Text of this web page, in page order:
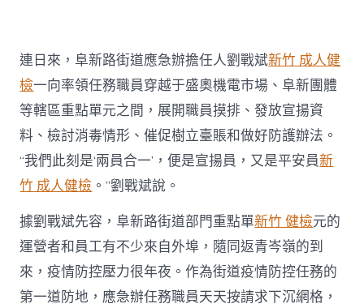
中
連日來，阜新路街道應急辦擔任人劉戰斌新竹 成人健
檢一向率領任務職員穿越于盛奧機電市場、阜新團體
等轄區重點單元之間，展開職員摸排、發放宣揚資
料、檢討消毒情形、催促樹立臺賬和做好防護辦法。
“我們此刻是‘兩員合一’，便是宣揚員，又是平安員新
竹 成人健檢 。”劉戰斌說。
據劉戰斌先容，阜新路街道部門重點單新竹 健檢元的
運營者和員工有不少來自外埠，隨同返青岑嶺的到
來，疫情防控壓力很年夜。作為街道疫情防控任務的
第一道防地，應急辦任務職員天天按請求下沉網格，